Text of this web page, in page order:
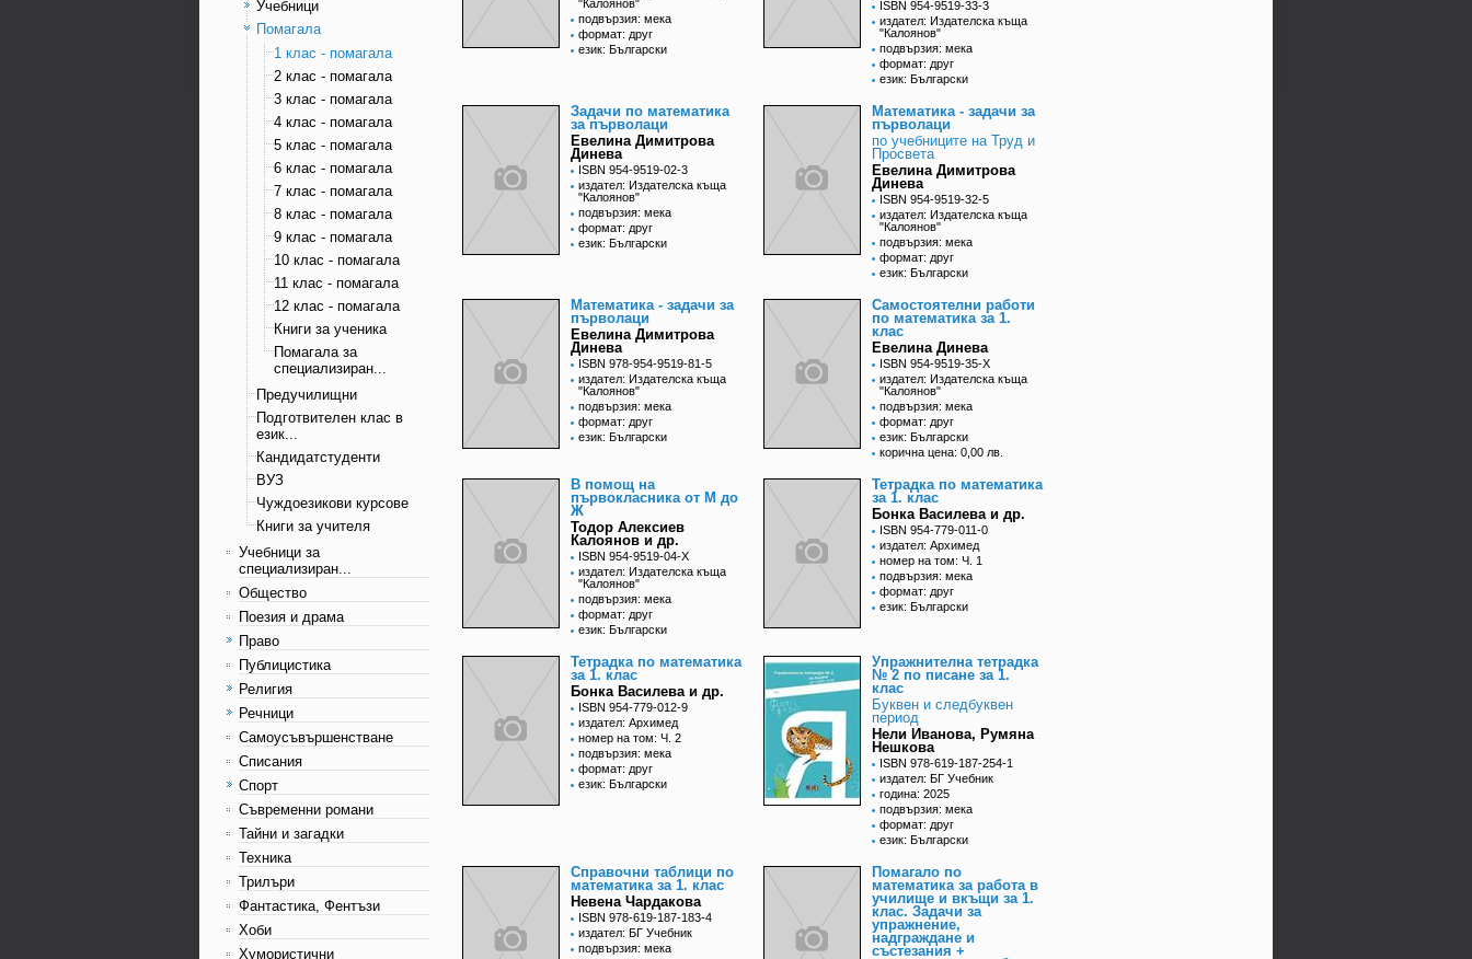
Учебници
Помагала
1 клас - помагала
2 клас - помагала
3 клас - помагала
4 клас - помагала
5 клас - помагала
6 клас - помагала
7 клас - помагала
8 клас - помагала
9 клас - помагала
10 клас - помагала
11 клас - помагала
12 клас - помагала
Книги за ученика
Помагала за
специализиран...
Предучилищни
Подготвителен клас в
език...
Кандидатстуденти
ВУЗ
Чуждоезикови курсове
Книги за учителя
Учебници за
специализиран...
Общество
Поезия и драма
Право
Публицистика
Религия
Речници
Самоусъвършенстване
Списания
Спорт
Съвременни романи
Тайни и загадки
Техника
Трилъри
Фантастика, Фентъзи
Хоби
Хумористични
"Калоянов"
подвързия: мека
формат: друг
език: Български
ISBN 954-9519-33-3
издател: Издателска къща
"Калоянов"
подвързия: мека
формат: друг
език: Български
Задачи по математика
за първолаци
Евелина Димитрова
Динева
ISBN 954-9519-02-3
издател: Издателска къща
"Калоянов"
подвързия: мека
формат: друг
език: Български
Математика - задачи за
първолаци
по учебниците на Труд и
Просвета
Евелина Димитрова
Динева
ISBN 954-9519-32-5
издател: Издателска къща
"Калоянов"
подвързия: мека
формат: друг
език: Български
Математика - задачи за
първолаци
Евелина Димитрова
Динева
ISBN 978-954-9519-81-5
издател: Издателска къща
"Калоянов"
подвързия: мека
формат: друг
език: Български
Самостоятелни работи
по математика за 1.
клас
Евелина Динева
ISBN 954-9519-35-X
издател: Издателска къща
"Калоянов"
подвързия: мека
формат: друг
език: Български
корична цена: 0,00 лв.
В помощ на
първокласника от М до
Ж
Тодор Алексиев
Калоянов и др.
ISBN 954-9519-04-X
издател: Издателска къща
"Калоянов"
подвързия: мека
формат: друг
език: Български
Тетрадка по математика
за 1. клас
Бонка Василева и др.
ISBN 954-779-011-0
издател: Архимед
номер на том: Ч. 1
подвързия: мека
формат: друг
език: Български
Тетрадка по математика
за 1. клас
Бонка Василева и др.
ISBN 954-779-012-9
издател: Архимед
номер на том: Ч. 2
подвързия: мека
формат: друг
език: Български
Упражнителна тетрадка
№ 2 по писане за 1.
клас
Буквен и следбуквен
период
Нели Иванова, Румяна
Нешкова
ISBN 978-619-187-254-1
издател: БГ Учебник
година: 2025
подвързия: мека
формат: друг
език: Български
Справочни таблици по
математика за 1. клас
Невена Чардакова
ISBN 978-619-187-183-4
издател: БГ Учебник
подвързия: мека
Помагало по
математика за работа в
училище и вкъщи за 1.
клас. Задачи за
упражнение,
надграждане и
състезания +